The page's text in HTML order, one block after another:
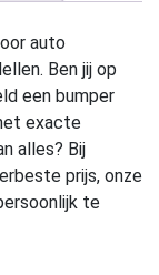
auto
Ben jij op
een bumper
exacte
alles? Bij
prijs, onze
te